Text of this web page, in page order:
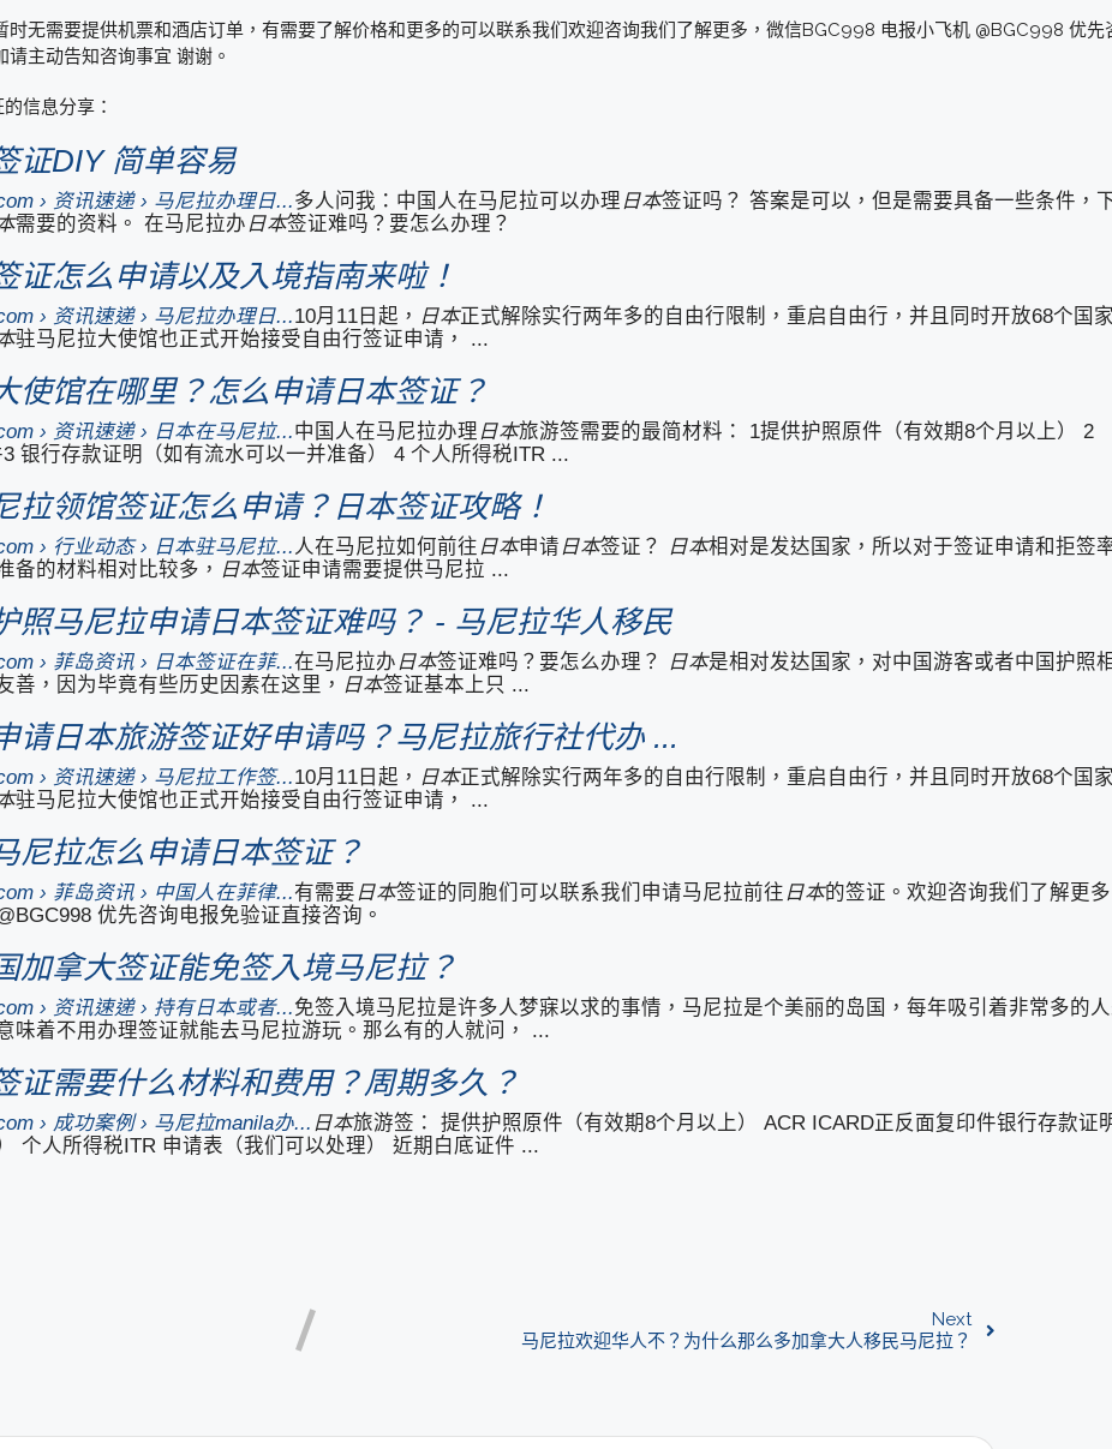
时无需要提供机票和酒店订单，有需要了解价格和更多的可以联系我们欢迎咨询我们了解更多，微信BGC998 电报小飞机 @BGC998 优先
主动告知咨询事宜 谢谢。
信息分享：
证DIY 简单容易
› 资讯速递 › 马尼拉办理日...多人问我：中国人在马尼拉可以办理 日本签证吗？ 答案是可以，但是需要具备一些条件，
需要的资料。 在马尼拉办 日本签证难吗？要怎么办理？
证怎么申请以及入境指南来啦！
› 资讯速递 › 马尼拉办理日...10月11日起， 日本正式解除实行两年多的自由行限制，重启自由行，并且同时开放68个国
驻马尼拉大使馆也正式开始接受自由行签证申请， ...
使馆在哪里？怎么申请日本签证？
› 资讯速递 › 日本在马尼拉...中国人在马尼拉办理 日本旅游签需要的最简材料： 1提供护照原件（有效期8个月以上） 2
银行存款证明（如有流水可以一并准备） 4 个人所得税ITR ...
拉领馆签证怎么申请？日本签证攻略！
› 行业动态 › 日本驻马尼拉... 人在马尼拉如何前往 日本申请 日本签证？ 日本相对是发达国家，所以对于签证申请和拒签
备的材料相对比较多， 日本签证申请需要提供马尼拉 ...
照马尼拉申请日本签证难吗？ - 马尼拉华人移民
› 菲岛资讯 › 日本签证在菲...在马尼拉办 日本签证难吗？要怎么办理？ 日本是相对发达国家，对中国游客或者中国护照
善，因为毕竟有些历史因素在这里， 日本签证基本上只 ...
请日本旅游签证好申请吗？马尼拉旅行社代办 ...
› 资讯速递 › 马尼拉工作签...10月11日起， 日本正式解除实行两年多的自由行限制，重启自由行，并且同时开放68个国
驻马尼拉大使馆也正式开始接受自由行签证申请， ...
尼拉怎么申请日本签证？
› 菲岛资讯 › 中国人在菲律...有需要 日本签证的同胞们可以联系我们申请马尼拉前往 日本的签证。欢迎咨询我们了解更
优先咨询电报免验证直接咨询。
加拿大签证能免签入境马尼拉？
› 资讯速递 › 持有日本或者...免签入境马尼拉是许多人梦寐以求的事情，马尼拉是个美丽的岛国，每年吸引着非常多的
味着不用办理签证就能去马尼拉游玩。那么有的人就问， ...
证需要什么材料和费用？周期多久？
› 成功案例 › 马尼拉manila办... 日本旅游签： 提供护照原件（有效期8个月以上） ACR ICARD正反面复印件银行存款证
个人所得税ITR 申请表（我们可以处理） 近期白底证件 ...
Next
马尼拉欢迎华人不？为什么那么多加拿大人移民马尼拉？